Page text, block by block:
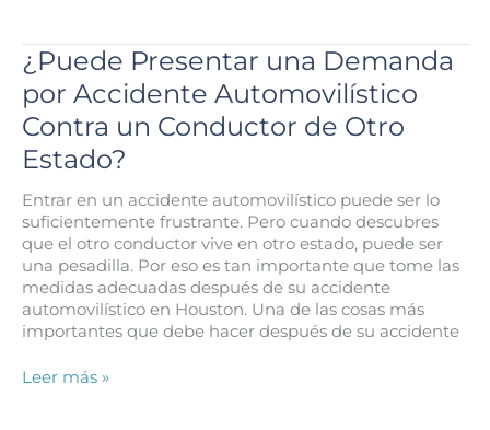
no
Reporta
su
Accidente
Automovilístico
en
¿Puede Presentar una Demanda
por Accidente Automovilístico
Contra un Conductor de Otro
Estado?
Entrar en un accidente automovilístico puede ser lo
suficientemente frustrante. Pero cuando descubres
que el otro conductor vive en otro estado, puede ser
una pesadilla. Por eso es tan importante que tome las
medidas adecuadas después de su accidente
automovilístico en Houston. Una de las cosas más
importantes que debe hacer después de su accidente
¿Puede
Leer más »